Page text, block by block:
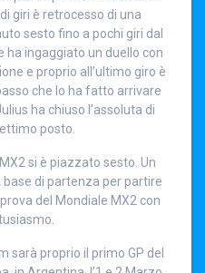
giri è retrocesso di una
sesto fino a pochi giri dal
ingaggiato un duello con
e proprio all’ultimo giro è
che lo ha fatto arrivare
ha chiuso l’assoluta di
posto.
si è piazzato sesto. Un
base di partenza per partire
del Mondiale MX2 con
sarà proprio il primo GP del